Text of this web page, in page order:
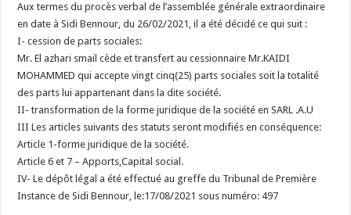
Aux termes du procès verbal de l’assemblée générale extraordinaire
en date à Sidi Bennour, du 26/02/2021, il a été décidé ce qui suit :
I- cession de parts sociales:
Mr. El azhari smail cède et transfert au cessionnaire Mr.KAIDI
MOHAMMED qui accepte vingt cinq(25) parts sociales soit la totalité
des parts lui appartenant dans la dite société.
II- transformation de la forme juridique de la société en SARL .A.U
III Les articles suivants des statuts seront modifiés en conséquence:
Article 1-forme juridique de la société.
Article 6 et 7 – Apports,Capital social.
IV- Le dépôt légal a été effectué au greffe du Tribunal de Première
Instance de Sidi Bennour, le:17/08/2021 sous numéro: 497